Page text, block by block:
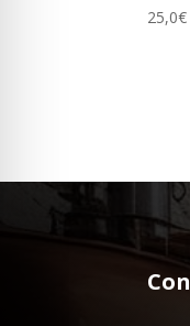
25,0€